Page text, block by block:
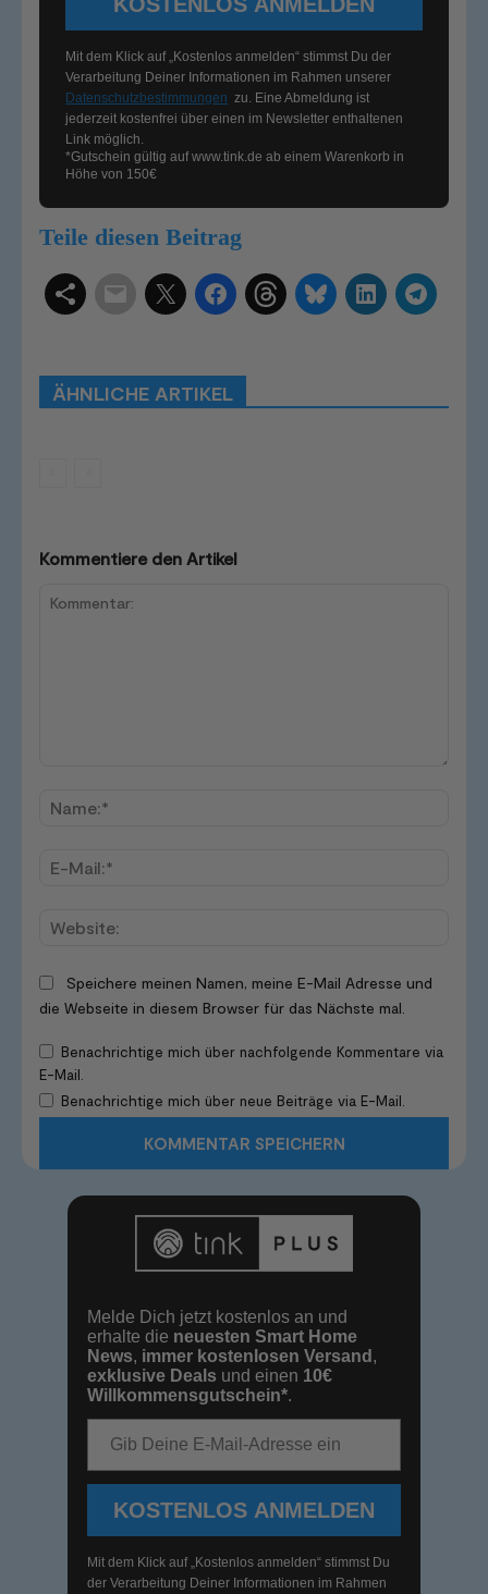
Mit dem Klick auf „Kostenlos anmelden“ stimmst Du der
Verarbeitung Deiner Informationen im Rahmen unserer
Datenschutzbestimmungen zu. Eine Abmeldung ist
jederzeit kostenfrei über einen im Newsletter enthaltenen
Link möglich.
*Gutschein gültig aufwww.tink.de ab einem Warenkorb in
Höhe von 150€
Teile diesen Beitrag
ÄHNLICHE ARTIKEL
Kommentiere den Artikel
Speichere meinen Namen, meine E-Mail Adresse und
die Webseite in diesem Browser für das Nächste mal.
Benachrichtige mich über nachfolgende Kommentare via
E-Mail.
Benachrichtige mich über neue Beiträge via E-Mail.
Melde Dich jetzt kostenlos an und
erhalte die neuesten Smart Home
News, immer kostenlosen Versand ,
exklusive Deals und einen 10€
Willkommensgutschein*.
KOSTENLOS ANMELDEN
Mit dem Klick auf „Kostenlos anmelden“ stimmst Du
der Verarbeitung Deiner Informationen im Rahmen